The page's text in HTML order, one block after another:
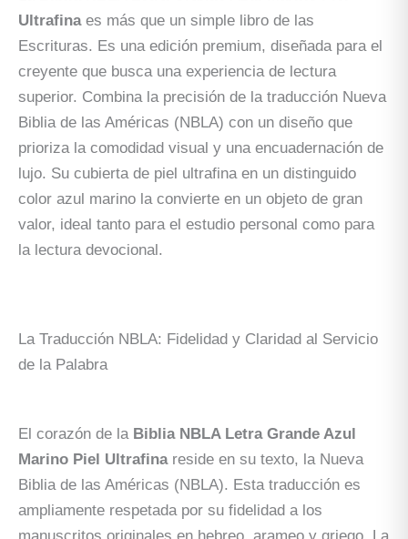
Ultrafinaes más que un simple libro de las
Escrituras. Es una edición premium, diseñada para el
creyente que busca una experiencia de lectura
superior. Combina la precisión de la traducción Nueva
Biblia de las Américas (NBLA) con un diseño que
prioriza la comodidad visual y una encuadernación de
lujo. Su cubierta de piel ultrafina en un distinguido
color azul marino la convierte en un objeto de gran
valor, ideal tanto para el estudio personal como para
la lectura devocional.
La Traducción NBLA: Fidelidad y Claridad al Servicio
de la Palabra
El corazón de la Biblia NBLA Letra Grande Azul
Marino Piel Ultrafina reside en su texto, la Nueva
Biblia de las Américas (NBLA). Esta traducción es
ampliamente respetada por su fidelidad a los